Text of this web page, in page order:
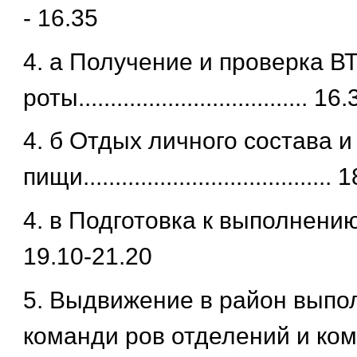
- 16.35
4. а Получение и проверка
роты....................................
4. б Отдых личного состава
пищи.......................................
4. в Подготовка к
19.10-21.20
5. Выдвижение в район
команди ров отделений и